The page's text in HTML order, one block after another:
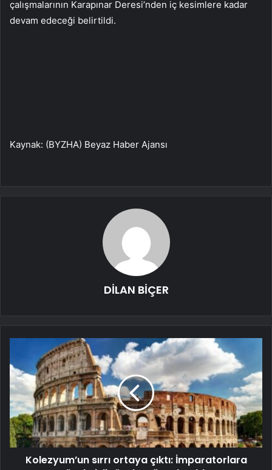
çalışmalarının Karapınar Deresi’nden iç kesimlere kadar
devam edeceği belirtildi.
Kaynak: (BYZHA) Beyaz Haber Ajansı
DİLAN BİÇER
Kolezyum’un sırrı ortaya çıktı: İmparatorlara